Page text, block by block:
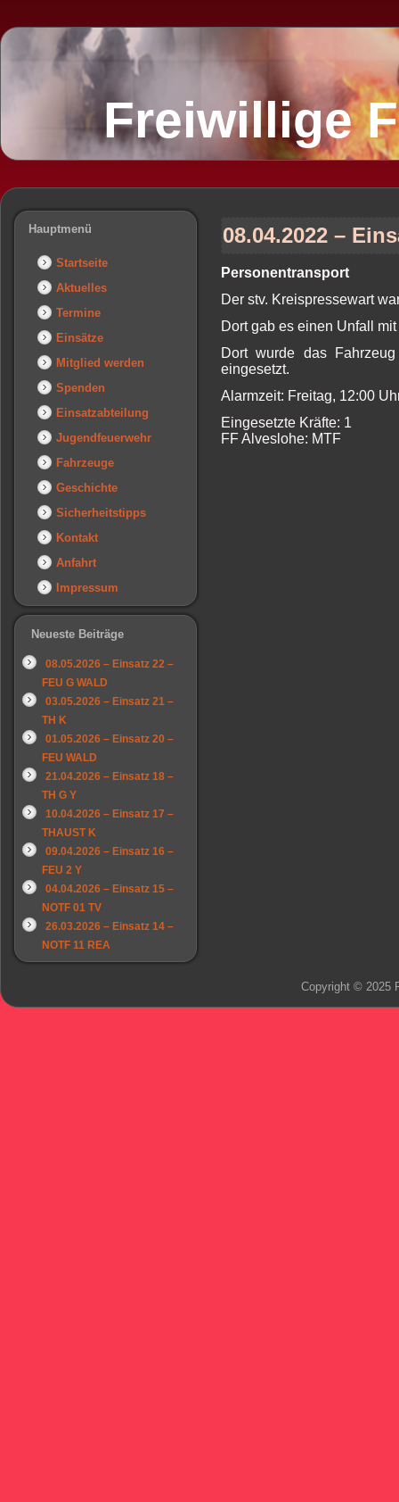
Freiwillige
Hauptmenü
Startseite
Aktuelles
Termine
Einsätze
Mitglied werden
Spenden
Einsatzabteilung
Jugendfeuerwehr
Fahrzeuge
Geschichte
Sicherheitstipps
Kontakt
Anfahrt
Impressum
Neueste Beiträge
08.05.2026 – Einsatz 22 –
FEU G WALD
03.05.2026 – Einsatz 21 –
TH K
01.05.2026 – Einsatz 20 –
FEU WALD
21.04.2026 – Einsatz 18 –
TH G Y
10.04.2026 – Einsatz 17 –
THAUST K
09.04.2026 – Einsatz 16 –
FEU 2 Y
04.04.2026 – Einsatz 15 –
NOTF 01 TV
26.03.2026 – Einsatz 14 –
NOTF 11 REA
08.04.2022 –
Personentransport
Der stv. Kreispressewart
Dort gab es einen Unfall
Dort wurde das
eingesetzt.
Alarmzeit: Freitag, 12:00
Eingesetzte Kräfte: 1
FF Alveslohe: MTF
Copyright © 2025